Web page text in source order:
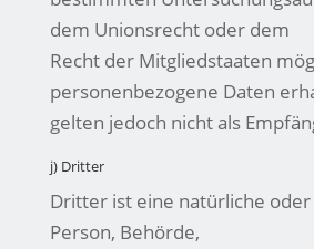
dem Unionsrecht oder dem
Recht der Mitgliedstaaten
personenbezogene Daten
gelten jedoch nicht als
j) Dritter
Dritter ist eine natürliche
Person, Behörde,